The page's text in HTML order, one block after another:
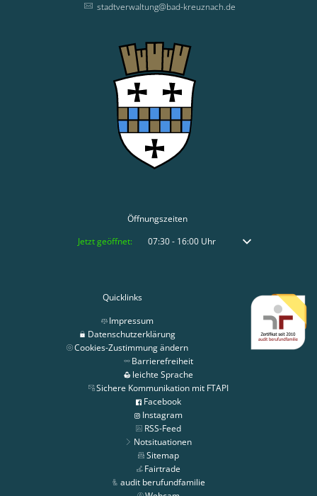
stadtverwaltung@bad-kreuznach.de
Öffnungszeiten
Klicken, um weitere Öffnungs- oder Schließzeiten auszublenden
Jetzt geöffnet: 07:30- 16:00Uhr Von 07:30 bis 16:00
Quicklinks
Impressum
Datenschutzerklärung
Cookies-Zustimmung ändern
Barrierefreiheit
leichte Sprache
Sichere Kommunikation mit FTAPI
Facebook
Instagram
RSS-Feed
Notsituationen
Sitemap
Fairtrade
audit berufundfamilie